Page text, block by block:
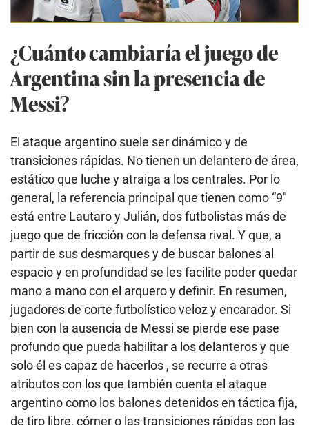
¿Cuánto cambiaría el juego de
Argentina sin la presencia de
Messi?
El ataque argentino suele ser dinámico y de
transiciones rápidas. No tienen un delantero de área,
estático que luche y atraiga a los centrales. Por lo
general, la referencia principal que tienen como “9″
está entre Lautaro y Julián, dos futbolistas más de
juego que de fricción con la defensa rival. Y que, a
partir de sus desmarques y de buscar balones al
espacio y en profundidad se les facilite poder quedar
mano a mano con el arquero y definir. En resumen,
jugadores de corte futbolístico veloz y encarador. Si
bien con la ausencia de Messi se pierde ese pase
profundo que pueda habilitar a los delanteros y que
solo él es capaz de hacerlos , se recurre a otras
atributos con los que también cuenta el ataque
argentino como los balones detenidos en táctica fija,
de tiro libre, córner o las transiciones rápidas con las